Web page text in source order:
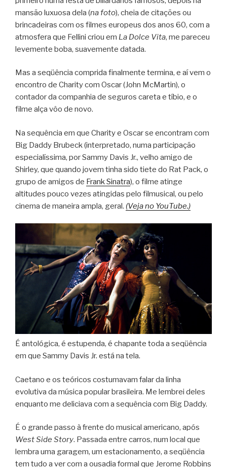
mansão luxuosa dela (na foto), cheia de citações ou
brincadeiras com os filmes europeus dos anos 60, com a
atmosfera que Fellini criou em La Dolce Vita, me pareceu
levemente boba, suavemente datada.
Mas a seqüência comprida finalmente termina, e aí vem o
encontro de Charity com Oscar (John McMartin), o
contador da companhia de seguros careta e tíbio, e o
filme alça vôo de novo.
Na sequência em que Charity e Oscar se encontram com
Big Daddy Brubeck (interpretado, numa participação
especialíssima, por Sammy Davis Jr., velho amigo de
Shirley, que quando jovem tinha sido tiete do Rat Pack, o
grupo de amigos de Frank Sinatra), o filme atinge
altitudes pouco vezes atingidas pelo filmusical, ou pelo
cinema de maneira ampla, geral. (Veja no YouTube.)
É antológica, é estupenda, é chapante toda a seqüência
em que Sammy Davis Jr. está na tela.
Caetano e os teóricos costumavam falar da linha
evolutiva da música popular brasileira. Me lembrei deles
enquanto me deliciava com a sequência com Big Daddy.
É o grande passo à frente do musical americano, após
West Side Story. Passada entre carros, num local que
lembra uma garagem, um estacionamento, a seqüência
tem tudo a ver com a ousadia formal que Jerome Robbins